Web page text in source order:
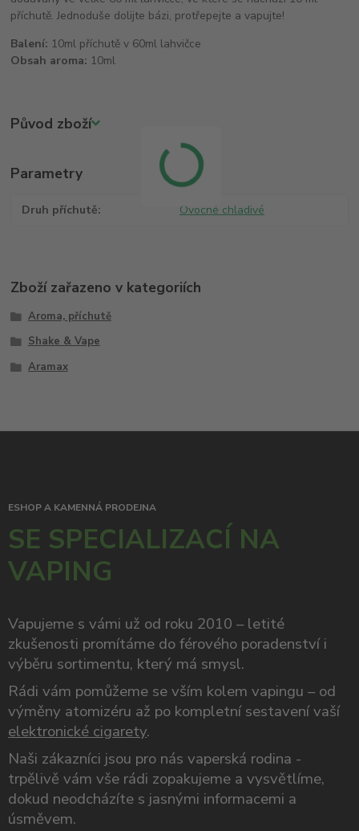
příchutě. Jednoduše dolijte bázi, protřepejte a vapujte!
Balení: 10ml příchutě v 60ml lahvičce
Obsah aroma: 10ml
Původ zboží
Parametry
Druh příchutě Ovocné chladivé
Zboží zařazeno v kategoriích
Aroma, příchutě
Shake & Vape
Aramax
ESHOP A KAMENNÁ PRODEJNA
SE SPECIALIZACÍ NA
VAPING
Vapujeme s vámi už od roku 2010 – letité
zkušenosti promítáme do férového poradenství i
výběru sortimentu, který má smysl.
Rádi vám pomůžeme se vším kolem vapingu – od
výměny atomizéru až po kompletní sestavení vaší
elektronické cigarety.
Naši zákazníci jsou pro nás vaperská rodina -
trpělivě vám vše rádi zopakujeme a vysvětlíme,
dokud neodcházíte s jasnými informacemi a
úsměvem.